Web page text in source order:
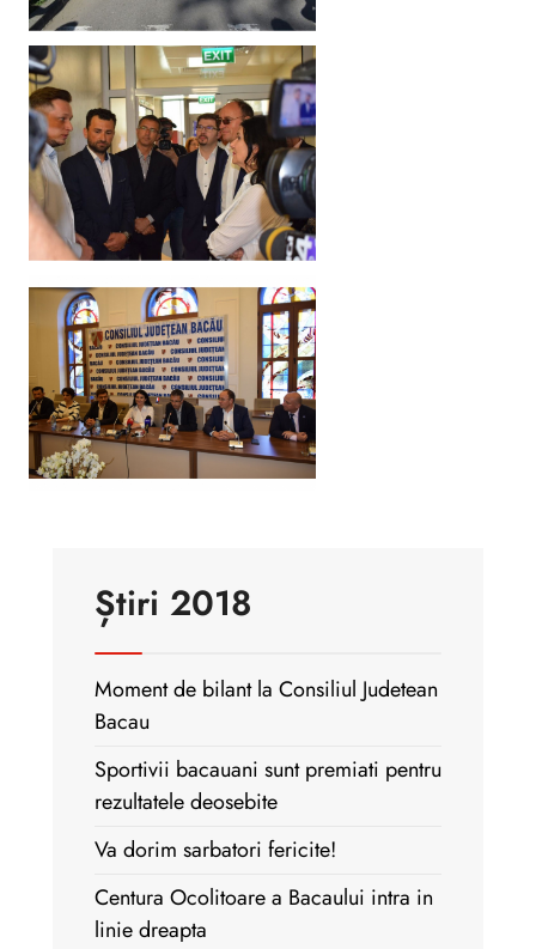
Știri 2018
Moment de bilant la Consiliul Judetean
Bacau
Sportivii bacauani sunt premiati pentru
rezultatele deosebite
Va dorim sarbatori fericite!
Centura Ocolitoare a Bacaului intra in
linie dreapta